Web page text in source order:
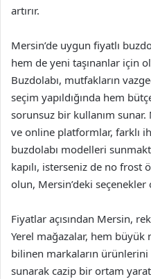
artırır.
Mersin’de uygun fiyatlı
hem de yeni taşınanlar için
Buzdolabı, mutfakların
seçim yapıldığında hem
sorunsuz bir kullanım sunar.
ve online platformlar, farklı
buzdolabı modelleri
kapılı, isterseniz de no frost
olun, Mersin’deki seçenekler
Fiyatlar açısından Mersin,
Yerel mağazalar, hem büyük
bilinen markaların
sunarak cazip bir ortam